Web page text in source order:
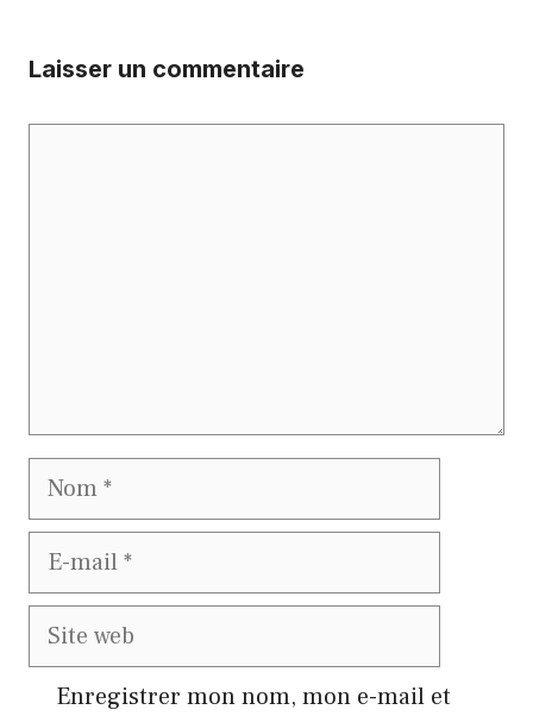
Laisser un commentaire
Nom
E-
mail
Site
web
Enregistrer mon nom, mon e-mail et